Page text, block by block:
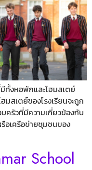
มีทั้งหอพักและโฮมสเตย์
สเตย์ของโรงเรียนจะถูก
ครัวที่มีความเกี่ยวข้องกับ
อเครือข่ายชุมชนของ
School